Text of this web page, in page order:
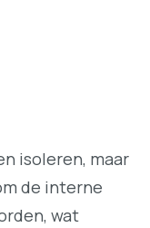
isoleren, maar
de interne
wat